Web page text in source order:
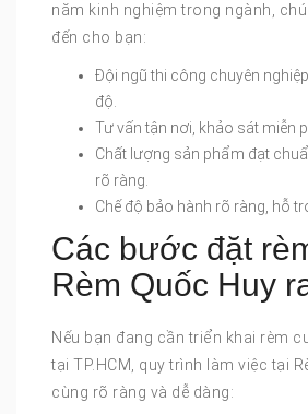
năm kinh nghiệm trong ngành,
đến cho bạn:
Đội ngũ thi công chuyên
độ.
Tư vấn tận nơi, khảo sát miễn
Chất lượng sản phẩm đạt
rõ ràng.
Chế độ bảo hành rõ ràng, hỗ
Các bước đặt
Rèm Quốc Huy
Nếu bạn đang cần triển khai rèm
tại TP.HCM, quy trình làm việc tại
cùng rõ ràng và dễ dàng: